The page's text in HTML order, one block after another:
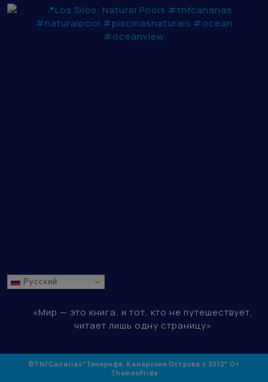
Русский
«Мир — это книга, и тот, кто не путешествует,
читает лишь одну страницу»
©TNFCanarias*Тенерифе, Канарские Острова с 2012* От
ThemesPride